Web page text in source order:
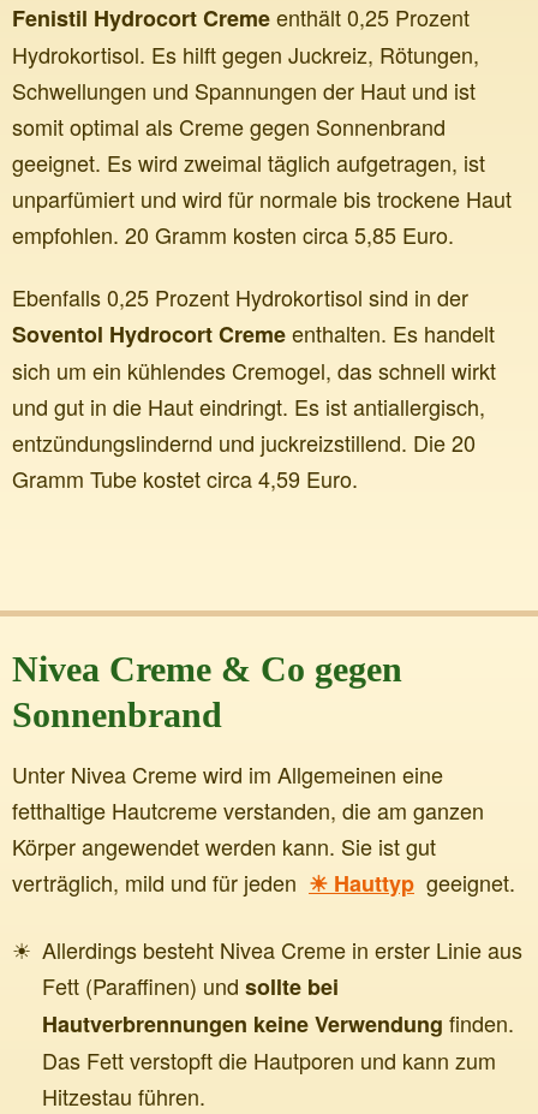
Fenistil Hydrocort Cremeenthält 0,25 Prozent
Hydrokortisol. Es hilft gegen Juckreiz, Rötungen,
Schwellungen und Spannungen der Haut und ist
somit optimal als Creme gegen Sonnenbrand
geeignet. Es wird zweimal täglich aufgetragen, ist
unparfümiert und wird für normale bis trockene Haut
empfohlen. 20 Gramm kosten circa 5,85 Euro.
Ebenfalls 0,25 Prozent Hydrokortisol sind in der
Soventol Hydrocort Cremeenthalten. Es handelt
sich um ein kühlendes Cremogel, das schnell wirkt
und gut in die Haut eindringt. Es ist antiallergisch,
entzündungslindernd und juckreizstillend. Die 20
Gramm Tube kostet circa 4,59 Euro.
Nivea Creme & Co gegen
Sonnenbrand
Unter Nivea Creme wird im Allgemeinen eine
fetthaltige Hautcreme verstanden, die am ganzen
Körper angewendet werden kann. Sie ist gut
verträglich, mild und für jeden
Hauttyp geeignet.
Allerdings besteht Nivea Creme in erster Linie aus
Fett (Paraffinen) und sollte bei
Hautverbrennungen keine Verwendung finden.
Das Fett verstopft die Hautporen und kann zum
Hitzestau führen.